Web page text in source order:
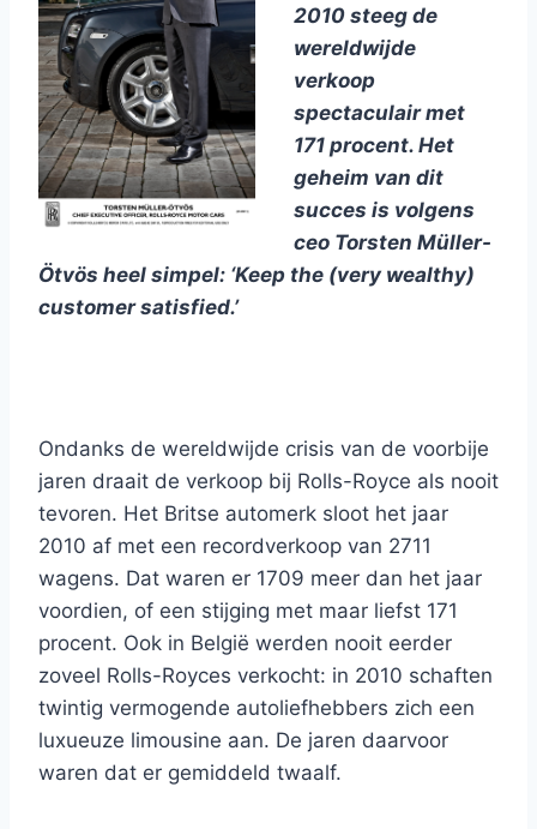
2010 steeg de
wereldwijde
verkoop
spectaculair met
171 procent. Het
geheim van dit
succes is volgens
ceo Torsten Müller-
Ötvös heel simpel: ‘Keep the (very wealthy)
customer satisfied.’
Ondanks de wereldwijde crisis van de voorbije
jaren draait de verkoop bij Rolls-Royce als nooit
tevoren. Het Britse automerk sloot het jaar
2010 af met een recordverkoop van 2711
wagens. Dat waren er 1709 meer dan het jaar
voordien, of een stijging met maar liefst 171
procent. Ook in België werden nooit eerder
zoveel Rolls-Royces verkocht: in 2010 schaften
twintig vermogende autoliefhebbers zich een
luxueuze limousine aan. De jaren daarvoor
waren dat er gemiddeld twaalf.